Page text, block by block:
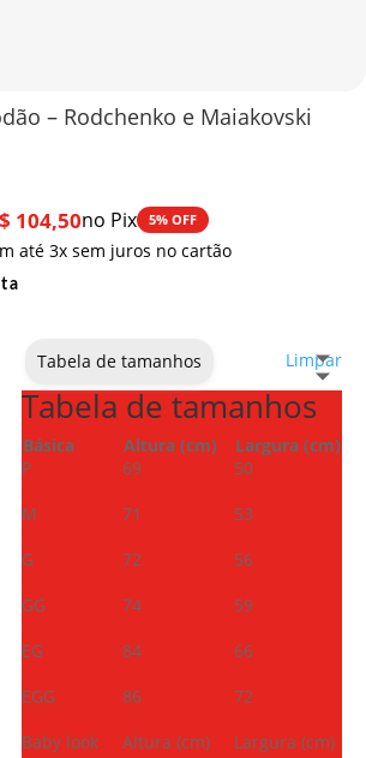
– Rodchenko e Maiakovski
104,50no Pix 5% OFF
até 3x sem juros no cartão
Limpar
Tabela de tamanhos
Tabela de tamanhos
Básica Altura (cm)
Largura (cm)
P
69
50
M
71
53
G
72
56
GG
74
59
EG
84
66
EGG
86
72
Baby look
Altura (cm)
Largura (cm)